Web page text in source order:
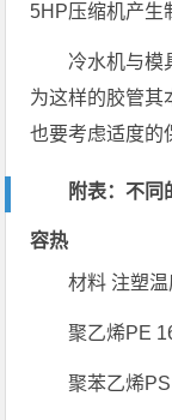
5HP压缩机产生
冷水机与模
为这样的胶管其
也要考虑适度的
附表：不同
容热
材料 注塑
聚乙烯PE
聚苯乙烯